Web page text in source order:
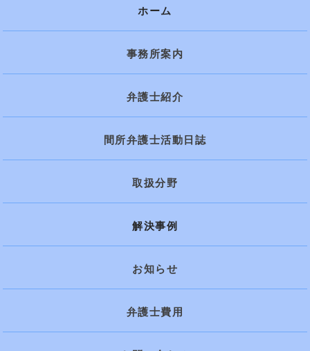
ホーム
事務所案内
弁護士紹介
間所弁護士活動日誌
取扱分野
解決事例
お知らせ
弁護士費用